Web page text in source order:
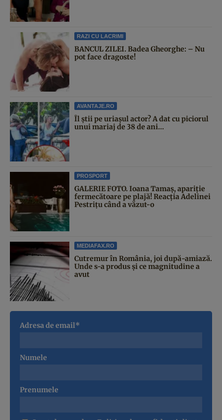
RAZI CU LACRIMI
BANCUL ZILEI. Badea Gheorghe: – Nu
pot face dragoste!
AVANTAJE.RO
Îl știi pe uriașul actor? A dat cu piciorul
unui mariaj de 38 de ani...
PROSPORT
GALERIE FOTO. Ioana Tamaş, apariție
fermecătoare pe plajă! Reacția Adelinei
Pestrițu când a văzut-o
MEDIAFAX.RO
Cutremur în România, joi după-amiază.
Unde s-a produs și ce magnitudine a
avut
Adresa de email*
Numele
Prenumele